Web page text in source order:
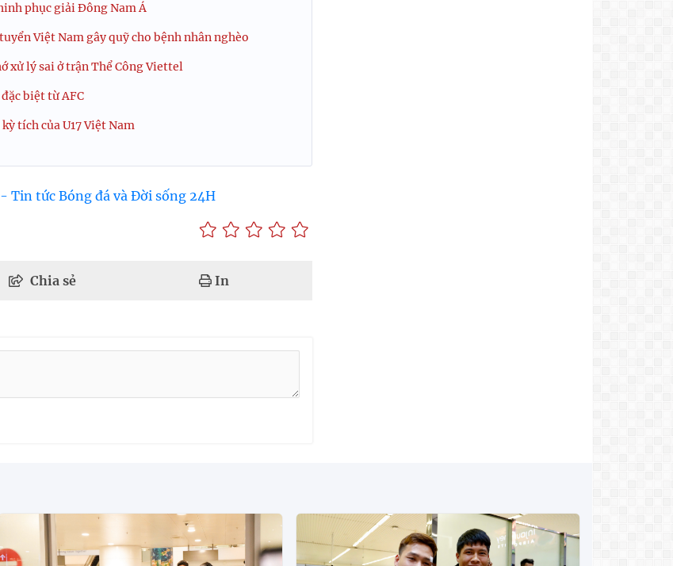
phục giải Đông Nam Á
Việt Nam gây quỹ cho bệnh nhân nghèo
xử lý sai ở trận Thể Công Viettel
biệt từ AFC
tích của U17 Việt Nam
Tin tức Bóng đá và Đời sống 24H
Chia sẻ In